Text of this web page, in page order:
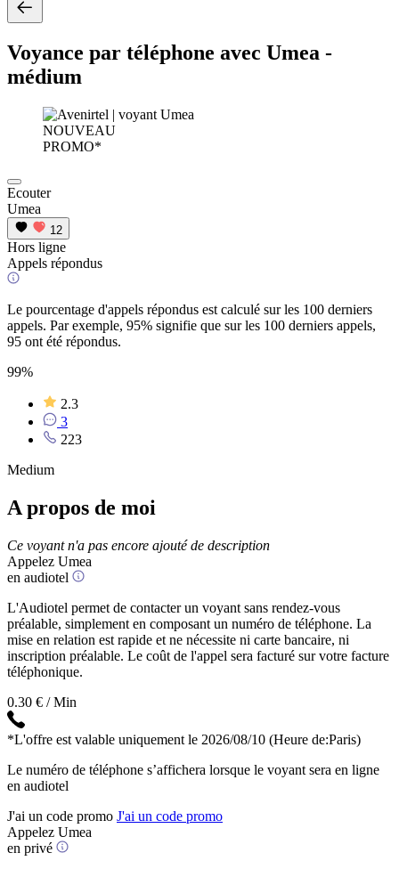
Voyance par téléphone avec Umea -
médium
NOUVEAU
PROMO*
Ecouter
Umea
12
Hors ligne
Appels répondus
Le pourcentage d'appels répondus est calculé sur les 100 derniers
appels. Par exemple, 95% signifie que sur les 100 derniers appels,
95 ont été répondus.
99%
2.3
3
223
Medium
A propos de moi
Ce voyant n'a pas encore ajouté de description
Appelez Umea
en audiotel
L'Audiotel permet de contacter un voyant sans rendez-vous
préalable, simplement en composant un numéro de téléphone. La
mise en relation est rapide et ne nécessite ni carte bancaire, ni
inscription préalable. Le coût de l'appel sera facturé sur votre facture
téléphonique.
0.30 € / Min
*L'offre est valable uniquement le 2026/08/10 (Heure de:Paris)
Le numéro de téléphone s’affichera lorsque le voyant sera en ligne
en audiotel
J'ai un code promo J'ai un code promo
Appelez Umea
en privé